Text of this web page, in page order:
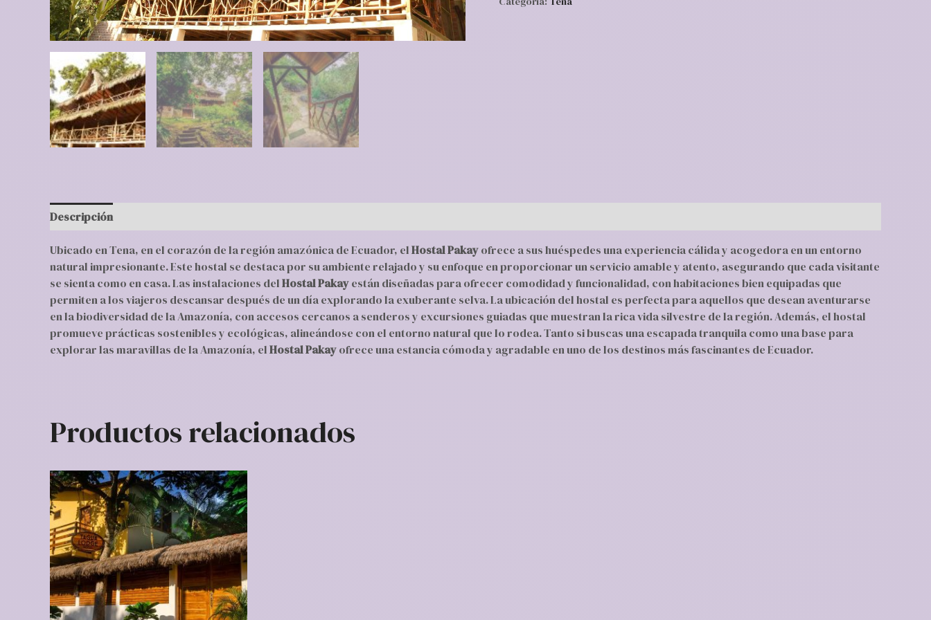
Descripción
Ubicado en Tena, en el corazón de la región amazónica de Ecuador, elHostal Pakayofrece a sus huéspedes una experiencia cálida y acogedora en un entorno
natural impresionante. Este hostal se destaca por su ambiente relajado y su enfoque en proporcionar un servicio amable y atento, asegurando que cada visitante
se sienta como en casa. Las instalaciones delHostal Pakayestán diseñadas para ofrecer comodidad y funcionalidad, con habitaciones bien equipadas que
permiten a los viajeros descansar después de un día explorando la exuberante selva. La ubicación del hostal es perfecta para aquellos que desean aventurarse
en la biodiversidad de la Amazonía, con accesos cercanos a senderos y excursiones guiadas que muestran la rica vida silvestre de la región. Además, el hostal
promueve prácticas sostenibles y ecológicas, alineándose con el entorno natural que lo rodea. Tanto si buscas una escapada tranquila como una base para
explorar las maravillas de la Amazonía, elHostal Pakayofrece una estancia cómoda y agradable en uno de los destinos más fascinantes de Ecuador.
Productos relacionados